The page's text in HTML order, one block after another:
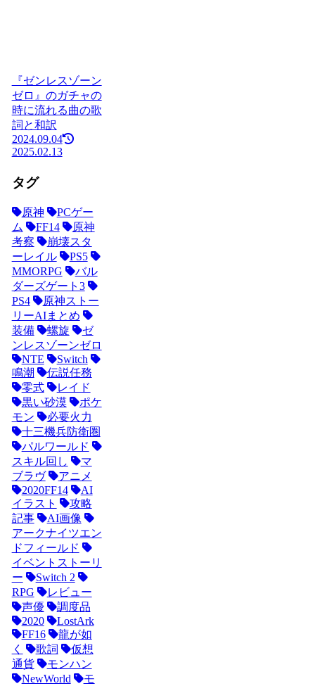
『ゼンレスゾーン
ゼロ』のガチャの
時に流れる曲の歌
詞と和訳
2024.09.04
2025.02.13
タグ
原神
PCゲー
ム
FF14
原神
考察
崩壊スタ
ーレイル
PS5
MMORPG
バル
ダーズゲート3
PS4
原神ストー
リーAIまとめ
装備
螺旋
ゼ
ンレスゾーンゼロ
NTE
Switch
鳴潮
伝説任務
零式
レイド
黒い砂漠
ポケ
モン
必要火力
十三機兵防衛圏
パルワールド
スキル回し
マ
ブラヴ
アニメ
2020FF14
AI
イラスト
攻略
記事
AI画像
アークナイツエン
ドフィールド
イベントストーリ
ー
Switch 2
RPG
レビュー
声優
調度品
2020
LostArk
FF16
龍が如
く
歌詞
仮想
通貨
モンハン
NewWorld
モ